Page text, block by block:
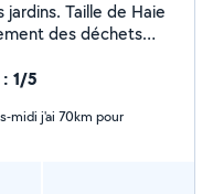
Taille de Haie
des déchets
1/5
midi j'ai 70km pour